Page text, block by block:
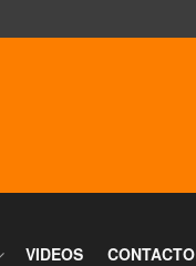
VIDEOS CONTACTO